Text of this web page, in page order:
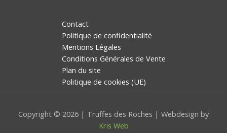
Contact
Politique de confidentialité
Mentions Légales
Conditions Générales de Vente
Plan du site
Politique de cookies (UE)
Copyright © 2026 | Truffes des Roches | Webdesign by
Kris Web